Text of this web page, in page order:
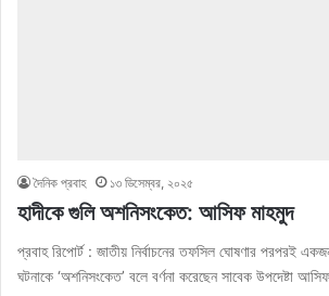
দৈনিক প্রবাহ ১৩ ডিসেম্বর, ২০২৫
হাদীকে গুলি অশনিসংকেত: আসিফ মাহমুদ
প্রবাহ রিপোর্ট : জাতীয় নির্বাচনের তফসিল ঘোষণার পরপরই
ঘটনাকে ‘অশনিসংকেত’ বলে বর্ণনা করেছেন সাবেক উপদেষ্টা